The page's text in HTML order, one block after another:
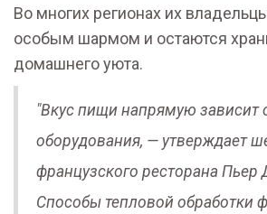
Во многих регионах их
особым шармом и остаются
домашнего уюта.
"Вкус пищи напрямую зависит
оборудования, — утверждает
французского ресторана
Способы тепловой обработки